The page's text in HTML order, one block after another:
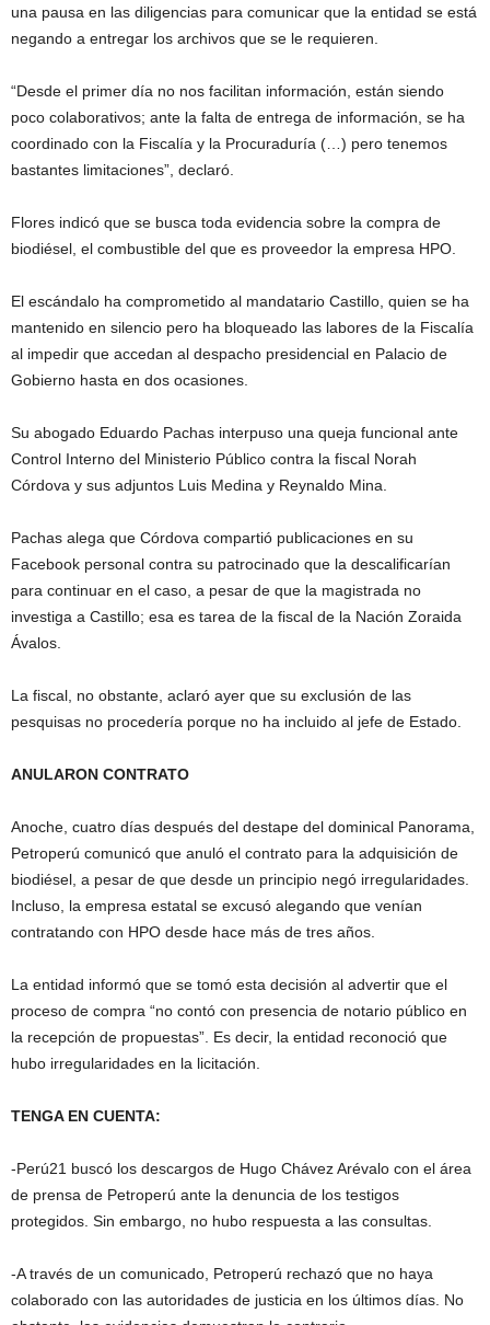
una pausa en las diligencias para comunicar que la entidad se está
negando a entregar los archivos que se le requieren.
“Desde el primer día no nos facilitan información, están siendo
poco colaborativos; ante la falta de entrega de información, se ha
coordinado con la Fiscalía y la Procuraduría (…) pero tenemos
bastantes limitaciones”, declaró.
Flores indicó que se busca toda evidencia sobre la compra de
biodiésel, el combustible del que es proveedor la empresa HPO.
El escándalo ha comprometido al mandatario Castillo, quien se ha
mantenido en silencio pero ha bloqueado las labores de la Fiscalía
al impedir que accedan al despacho presidencial en Palacio de
Gobierno hasta en dos ocasiones.
Su abogado Eduardo Pachas interpuso una queja funcional ante
Control Interno del Ministerio Público contra la fiscal Norah
Córdova y sus adjuntos Luis Medina y Reynaldo Mina.
Pachas alega que Córdova compartió publicaciones en su
Facebook personal contra su patrocinado que la descalificarían
para continuar en el caso, a pesar de que la magistrada no
investiga a Castillo; esa es tarea de la fiscal de la Nación Zoraida
Ávalos.
La fiscal, no obstante, aclaró ayer que su exclusión de las
pesquisas no procedería porque no ha incluido al jefe de Estado.
ANULARON CONTRATO
Anoche, cuatro días después del destape del dominical Panorama,
Petroperú comunicó que anuló el contrato para la adquisición de
biodiésel, a pesar de que desde un principio negó irregularidades.
Incluso, la empresa estatal se excusó alegando que venían
contratando con HPO desde hace más de tres años.
La entidad informó que se tomó esta decisión al advertir que el
proceso de compra “no contó con presencia de notario público en
la recepción de propuestas”. Es decir, la entidad reconoció que
hubo irregularidades en la licitación.
TENGA EN CUENTA:
-Perú21 buscó los descargos de Hugo Chávez Arévalo con el área
de prensa de Petroperú ante la denuncia de los testigos
protegidos. Sin embargo, no hubo respuesta a las consultas.
-A través de un comunicado, Petroperú rechazó que no haya
colaborado con las autoridades de justicia en los últimos días. No